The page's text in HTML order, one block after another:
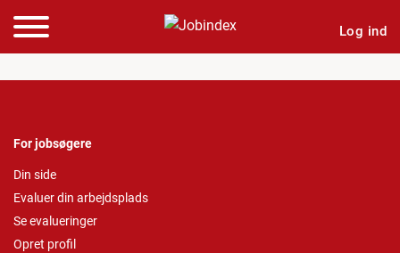
Log ind
For jobsøgere
Din side
Evaluer din arbejdsplads
Se evalueringer
Opret profil